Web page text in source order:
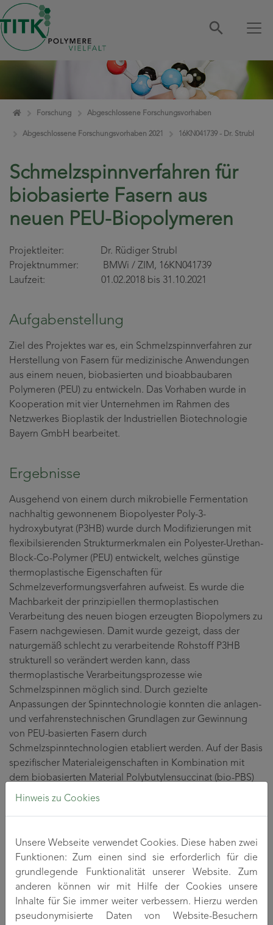
Zum Inhalt springen
HomeForschung Abgeschlossene Forschungsvorhaben
Abgeschlossene Forschungsvorhaben 2021 16KN041739 - Dr. Strubl
Schmelzspinnverfahren für
biobasierte Fasern aus
neuen PEU-Biopolymeren
Projektleiter: Dr. Rüdiger Strubl
Projektnummer: BMWi / ZIM, 16KN041739
Laufzeit: 01.02.2018 bis 31.10.2021
Aufgabenstellung
Ziel des Projektes war es, ein Schmelzspinnverfahren zur
Herstellung von Fasern für medizinische Anwendungen
aus einem neuen, biobasierten und bioabbaubaren
Polymeren (PEU) zu entwickeln. Das Vorhaben wurde in
Kooperation mit vier Unternehmen im Rahmen des
Netzwerkes Bioplastik der Industriellen Biotechnologie
Bayern GmbH bearbeitet.
Ergebnisse
Ausgehend von einem durch mikrobielle Fermentation
nachhaltig gewonnenem Biopolyester Poly-3-
hydroxybutyrat (P3HB) wurde durch Modifizierungen mit
flexibilsierenden Strukturmerkmalen ein Polyester-Urethan-
Block-Co-Polymer (PEU) entwickelt, welches günstige
thermoplastische Eigenschaften für
Schmelzeverformungsverfahren aufweist. Es wurde die
Machbarkeit der prinzipiellen thermoplastischen
Verarbeitung des neuen biogen erzeugten Biopolymers zu
Fasern nachgewiesen. Damit wurde gezeigt, dass der
naturgemäß schlecht zu verarbeitende Rohstoff P3HB
strukturell so verändert werden kann, dass
thermoplastische Verarbeitungsprozesse wie
Schmelzspinnen möglich sind. Durch gezielte
Anpassungen der Spinntechnologie konnten die anlagen-
und verfahrenstechnischen Grundlagen zur Gewinnung
von PEU-basierten Fasern durch
Schmelzspinntechnologien etabliert werden. Auf der Basis
spezifischer Materialeigenschaften in Kombination mit
dem biobasierten Material Polybutylensuccinat (bio-PBS)
als Blendkomponente wurde die Technologie optimiert,
konnten. An Musterfilamenten wurden durch involvierte
Unternehmen Tests zur Herstellung von chirurgischem
Nahtmaterial durchgeführt. Darüber hinaus wurde die
Biokompatibilität an Musterproben durch normgerechte
Prüfung der in vitro-Zytotoxizität nachgewiesen.
Hinweis zu Cookies
Unsere Webseite verwendet Cookies. Diese haben zwei
Funktionen: Zum einen sind sie erforderlich für die
grundlegende Funktionalität unserer Website. Zum
anderen können wir mit Hilfe der Cookies unsere
Inhalte für Sie immer weiter verbessern. Hierzu werden
pseudonymisierte Daten von Website-Besuchern